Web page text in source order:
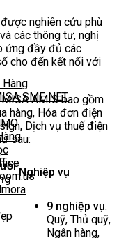
SME NET
được nghiên cứu phù
các thông tư, nghị
ứng đầy đủ các
cho đến kết nối với
MISA AMIS bao gồm
hàng, Hóa đơn điện
Dịch vụ thuế điện
sau:
Nghiệp vụ
9 nghiệp vụ:
Quỹ, Thủ quỹ,
Ngân hàng,